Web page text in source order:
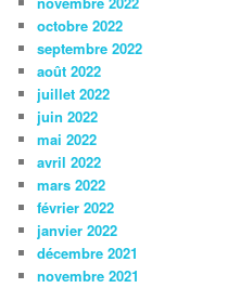
octobre 2022
septembre 2022
août 2022
juillet 2022
juin 2022
mai 2022
avril 2022
mars 2022
février 2022
janvier 2022
décembre 2021
novembre 2021